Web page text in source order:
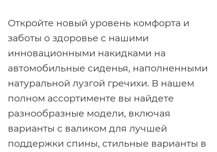
Откройте новый уровень комфорта и
заботы о здоровье с нашими
инновационными накидками на
автомобильные сиденья, наполненными
натуральной лузгой гречихи. В нашем
полном ассортименте вы найдете
разнообразные модели, включая
варианты с валиком для лучшей
поддержки спины, стильные варианты в